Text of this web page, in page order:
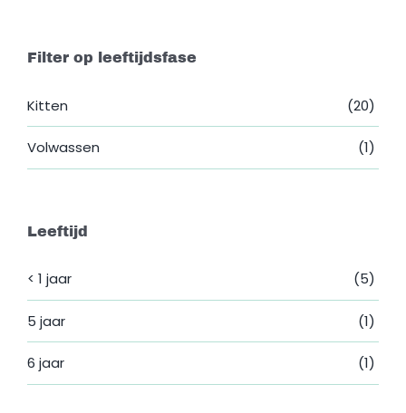
Filter op leeftijdsfase
Kitten (20)
Volwassen (1)
Leeftijd
< 1 jaar (5)
5 jaar (1)
6 jaar (1)